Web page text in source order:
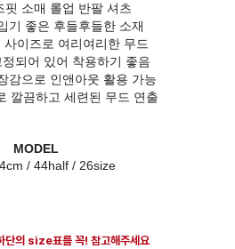
핏 소매 롤업 반팔 셔츠
기 좋은 후들후들한 소재
사이즈로 여리여리한 무드
되어 있어 착용하기 좋음
감으로 인앤아웃 활용 가능
깔끔하고 세련된 무드 연출
MODEL
/ 44half / 26size
단의 size표를 꼭! 참고해주세요